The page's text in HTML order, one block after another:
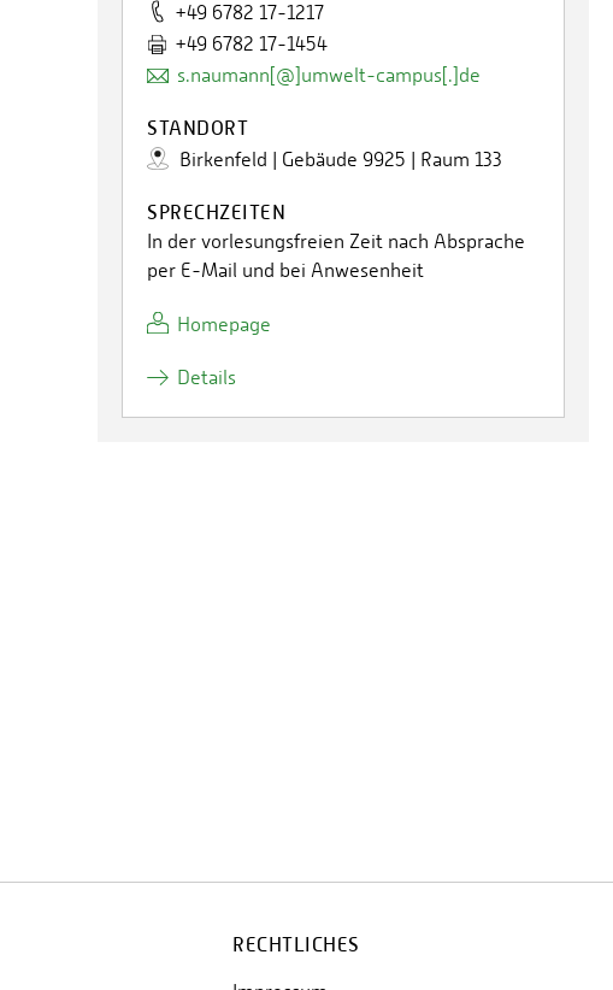
+49 6782 17-1217
+49 6782 17-1454
s.naumann[@]umwelt-campus[.]de
STANDORT
Birkenfeld | Gebäude 9925 | Raum 133
SPRECHZEITEN
In der vorlesungsfreien Zeit nach Absprache
per E-Mail und bei Anwesenheit
Homepage
Details
RECHTLICHES